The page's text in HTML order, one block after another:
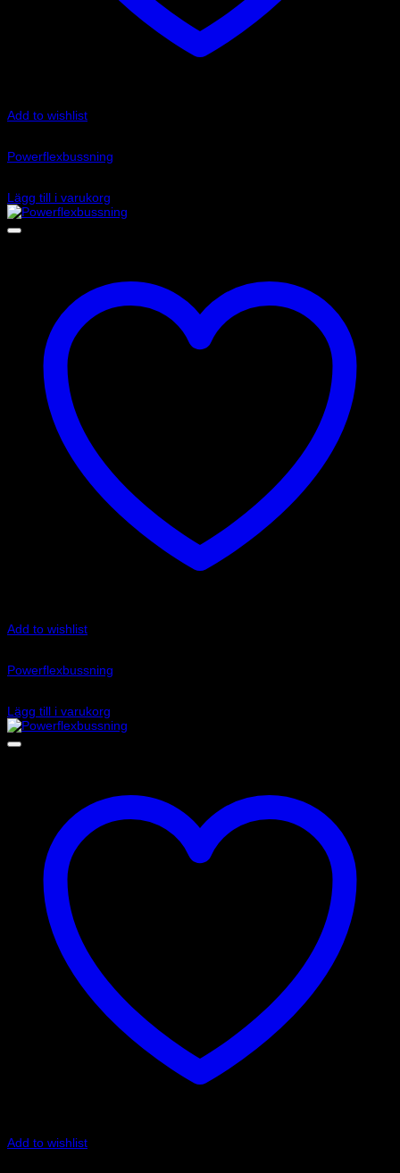
Add to wishlist
Powerflexbussning
Lägg till i varukorg
Add to wishlist
Powerflexbussning
Lägg till i varukorg
Add to wishlist